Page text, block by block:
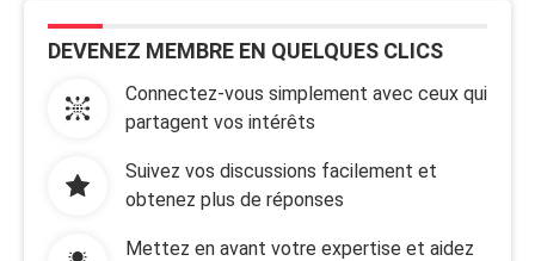
DEVENEZ MEMBRE EN QUELQUES CLICS
Connectez-vous simplement avec ceux qui
partagent vos intérêts
Suivez vos discussions facilement et
obtenez plus de réponses
Mettez en avant votre expertise et aidez